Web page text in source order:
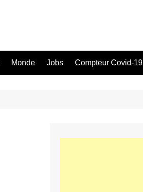
Monde Jobs Compteur Covid-19